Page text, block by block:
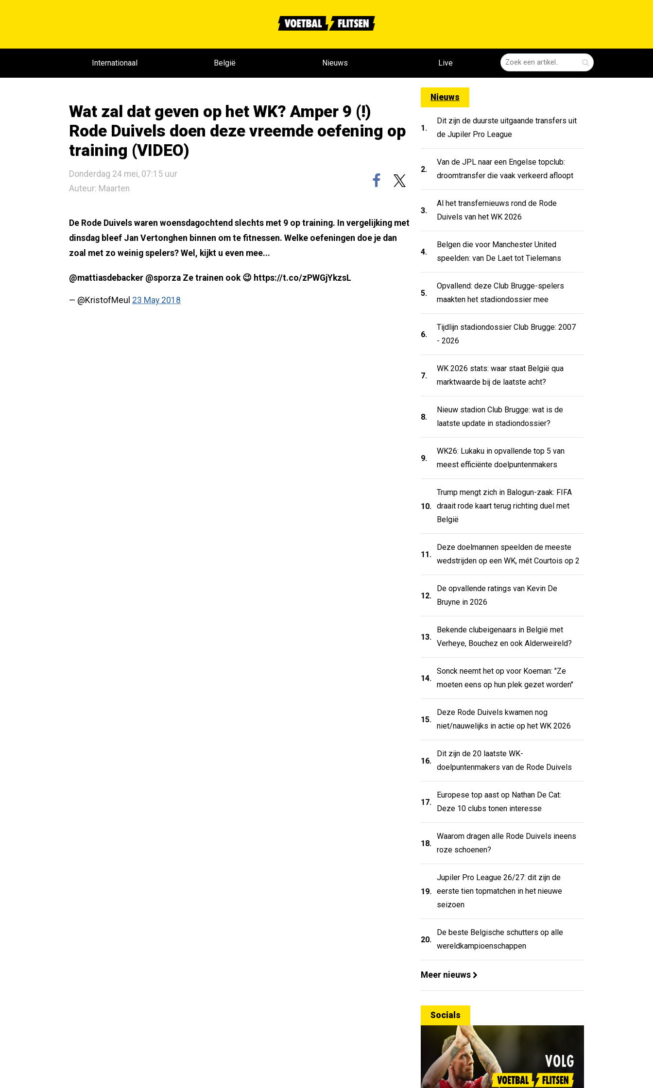
Internationaal België Nieuws Live
Wat zal dat geven op het WK? Amper 9 (!)
Rode Duivels doen deze vreemde oefening op
training (VIDEO)
Donderdag 24 mei, 07:15 uur
Auteur: Maarten
De Rode Duivels waren woensdagochtend slechts met 9 op training. In vergelijking met
dinsdag bleef Jan Vertonghen binnen om te fitnessen. Welke oefeningen doe je dan
zoal met zo weinig spelers? Wel, kijkt u even mee...
@mattiasdebacker @sporza Ze trainen ook 😉 https://t.co/zPWGjYkzsL
— @KristofMeul 23 May 2018
Nieuws
1.
Dit zijn de duurste uitgaande transfers uit
de Jupiler Pro League
2.
Van de JPL naar een Engelse topclub:
droomtransfer die vaak verkeerd afloopt
3.
Al het transfernieuws rond de Rode
Duivels van het WK 2026
4.
Belgen die voor Manchester United
speelden: van De Laet tot Tielemans
5.
Opvallend: deze Club Brugge-spelers
maakten het stadiondossier mee
6.
Tijdlijn stadiondossier Club Brugge: 2007
- 2026
7.
WK 2026 stats: waar staat België qua
marktwaarde bij de laatste acht?
8.
Nieuw stadion Club Brugge: wat is de
laatste update in stadiondossier?
9.
WK26: Lukaku in opvallende top 5 van
meest efficiënte doelpuntenmakers
10.
Trump mengt zich in Balogun-zaak: FIFA
draait rode kaart terug richting duel met
België
11.
Deze doelmannen speelden de meeste
wedstrijden op een WK, mét Courtois op 2
12.
De opvallende ratings van Kevin De
Bruyne in 2026
13.
Bekende clubeigenaars in België met
Verheye, Bouchez en ook Alderweireld?
14.
Sonck neemt het op voor Koeman: "Ze
moeten eens op hun plek gezet worden"
15.
Deze Rode Duivels kwamen nog
niet/nauwelijks in actie op het WK 2026
16.
Dit zijn de 20 laatste WK-
doelpuntenmakers van de Rode Duivels
17.
Europese top aast op Nathan De Cat:
Deze 10 clubs tonen interesse
18.
Waarom dragen alle Rode Duivels ineens
roze schoenen?
19.
Jupiler Pro League 26/27: dit zijn de
eerste tien topmatchen in het nieuwe
seizoen
20.
De beste Belgische schutters op alle
wereldkampioenschappen
Meer nieuws
Socials